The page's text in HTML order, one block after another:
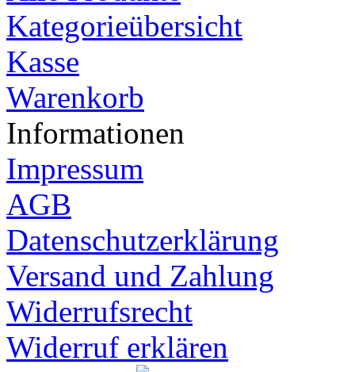
Kategorieübersicht
Kasse
Warenkorb
Informationen
Impressum
AGB
Datenschutzerklärung
Versand und Zahlung
Widerrufsrecht
Widerruf erklären